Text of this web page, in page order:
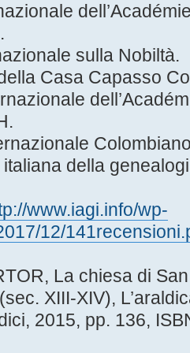
sulla Nobiltà.
Casa Capasso
della
www.iagi.info/wp-
12/
La chiesa di
XIII-XIV),
2015, pp. 136,